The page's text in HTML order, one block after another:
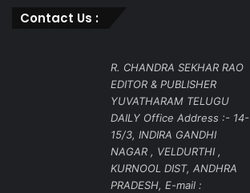
Contact Us :
R. CHANDRA SEKHAR RAO
EDITOR & PUBLISHER
YUVATHARAM TELUGU
DAILY Office Address :- 14-
15/3, INDIRA GANDHI
NAGAR , VELDURTHI ,
KURNOOL DIST, ANDHRA
PRADESH, E-mail :